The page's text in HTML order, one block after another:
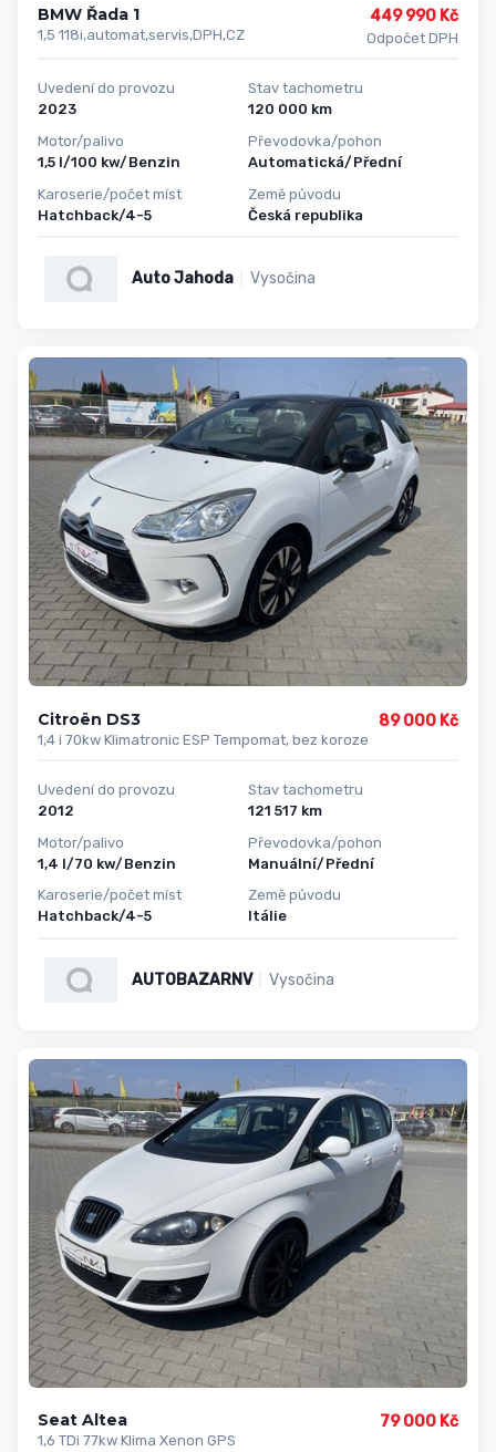
BMW Řada 1
1,5 118i,automat,servis,DPH,CZ
449 990 Kč
Odpočet DPH
Uvedení do provozu
2023
Motor/palivo
1,5 l/100 kw/Benzin
Karoserie/počet míst
Hatchback/4-5
Stav tachometru
120 000 km
Převodovka/pohon
Automatická/Přední
Země původu
Česká republika
Auto Jahoda Vysočina
Citroën DS3
1,4 i 70kw Klimatronic ESP Tempomat, bez koroze
89 000 Kč
Uvedení do provozu
2012
Motor/palivo
1,4 l/70 kw/Benzin
Karoserie/počet míst
Hatchback/4-5
Stav tachometru
121 517 km
Převodovka/pohon
Manuální/Přední
Země původu
Itálie
AUTOBAZARNV Vysočina
Seat Altea
1,6 TDi 77kw Klima Xenon GPS
79 000 Kč